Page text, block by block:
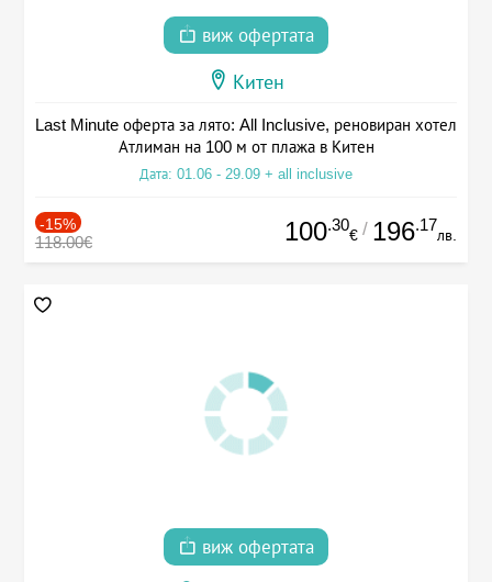
виж офертата
Китен
Last Minute оферта за лято: All Inclusive, реновиран хотел
Атлиман на 100 м от плажа в Китен
Дата: 01.06 - 29.09 + all inclusive
-15%
118.00€ 100.30
€ / 196.17
лв.
виж офертата